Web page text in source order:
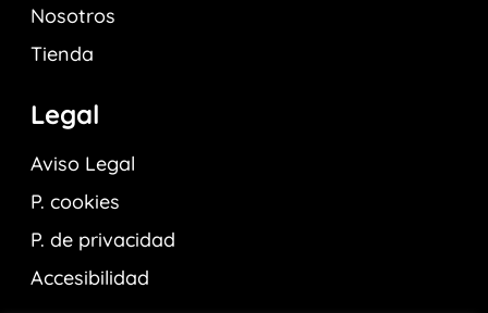
Nosotros
Tienda
Legal
Aviso Legal
P. cookies
P. de privacidad
Accesibilidad